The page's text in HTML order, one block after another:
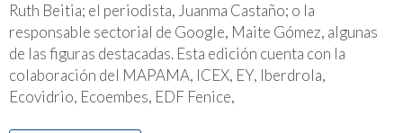
Ruth Beitia; el periodista, Juanma Castaño; o la
responsable sectorial de Google, Maite Gómez, algunas
de las figuras destacadas. Esta edición cuenta con la
colaboración del MAPAMA, ICEX, EY, Iberdrola,
Ecovidrio, Ecoembes, EDF Fenice,